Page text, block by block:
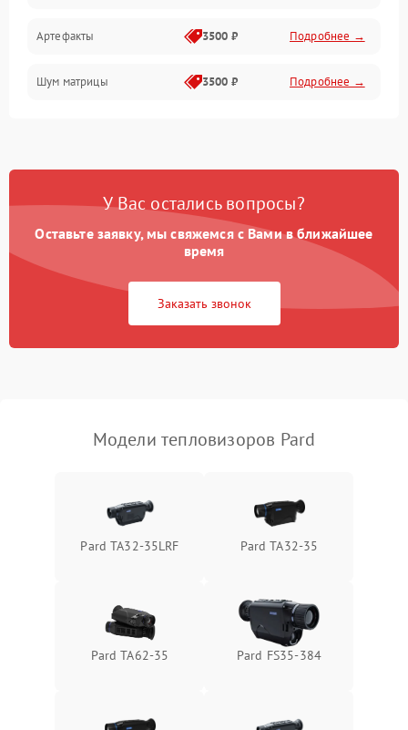
Матрица
Проблемы питания
Проблемы с объективом
Артефакты 3500 ₽ Подробнее →
Шум матрицы 3500 ₽ Подробнее →
У Вас остались вопросы?
Оставьте заявку, мы свяжемся с Вами в ближайшее
время
Заказать звонок
Модели тепловизоров Pard
Pard TA32-35LRF Pard TA32-35
Pard TA62-35 Pard FS35-384